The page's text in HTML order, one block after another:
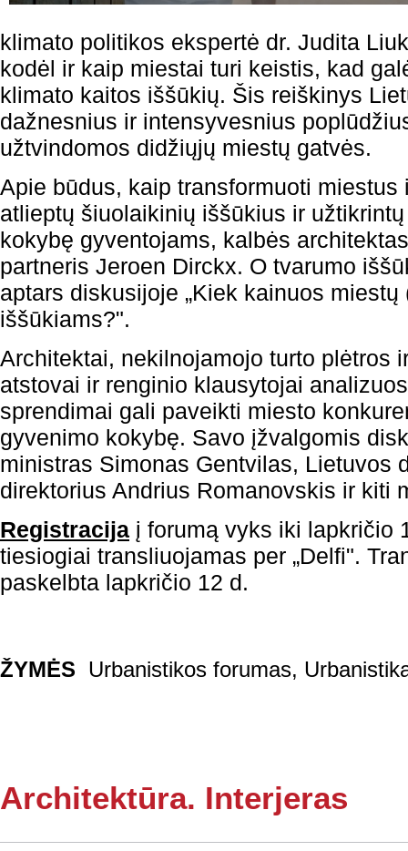
klimato politikos ekspertė dr. Judita
kodėl ir kaip miestai turi keistis, kad
klimato kaitos iššūkių. Šis reiškinys
dažnesnius ir intensyvesnius
užtvindomos didžiųjų miestų gatvės.
Apie būdus, kaip transformuoti miestus
atlieptų šiuolaikinių iššūkius ir
kokybę gyventojams, kalbės
partneris Jeroen Dirckx. O tvarumo
aptars diskusijoje „Kiek kainuos
iššūkiams?".
Architektai, nekilnojamojo turto plėtros
atstovai ir renginio klausytojai
sprendimai gali paveikti miesto
gyvenimo kokybę. Savo įžvalgomis
ministras Simonas Gentvilas, Lietuvos
direktorius Andrius Romanovskis ir kiti
Registracija į forumą vyks iki lapkričio
tiesiogiai transliuojamas per „Delfi".
paskelbta lapkričio 12 d.
ŽYMĖS Urbanistikos forumas,
Architektūra. Interjeras